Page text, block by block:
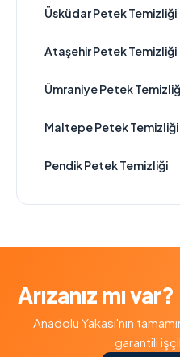
Üsküdar Petek Temizliği
Ataşehir Petek Temizliği
Ümraniye Petek
Maltepe Petek Temizliği
Pendik Petek Temizliği
Arızanız mı
Anadolu Yakası'nın
garantili